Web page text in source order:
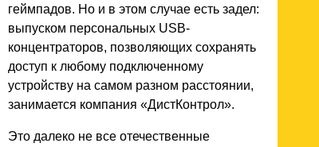
геймпадов. Но и в этом случае есть задел:
выпуском персональных USB-
концентраторов, позволяющих сохранять
доступ к любому подключенному
устройству на самом разном расстоянии,
занимается компания «ДистКонтрол».
Это далеко не все отечественные